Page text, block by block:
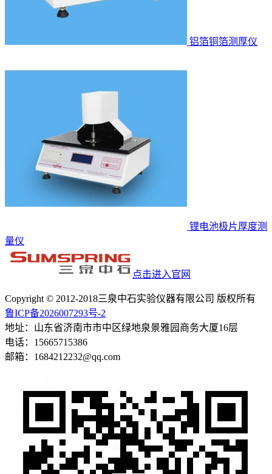
铝箔铜箔测厚仪
锂电池极片厚度测
量仪
点击进入官网
Copyright © 2012-2018三泉中石实验仪器有限公司 版权所有
鲁ICP备2026007293号-2
地址：山东省济南市市中区绿地泉景雅园商务大厦16层
电话：15665715386
邮箱：1684212232@qq.com